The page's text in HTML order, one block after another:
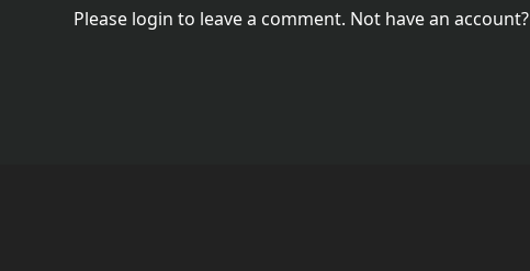
Please login to leave a comment. Not have an account?